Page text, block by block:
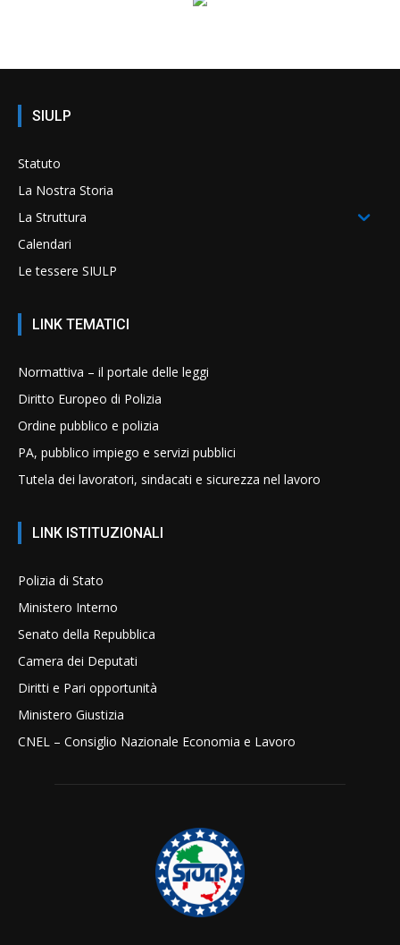
SIULP
Statuto
La Nostra Storia
La Struttura
Calendari
Le tessere SIULP
LINK TEMATICI
Normattiva – il portale delle leggi
Diritto Europeo di Polizia
Ordine pubblico e polizia
PA, pubblico impiego e servizi pubblici
Tutela dei lavoratori, sindacati e sicurezza nel lavoro
LINK ISTITUZIONALI
Polizia di Stato
Ministero Interno
Senato della Repubblica
Camera dei Deputati
Diritti e Pari opportunità
Ministero Giustizia
CNEL – Consiglio Nazionale Economia e Lavoro